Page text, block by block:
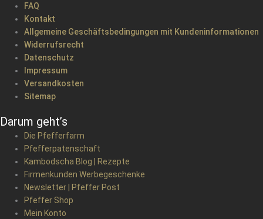
FAQ
Kontakt
Allgemeine Geschäftsbedingungen mit Kundeninformationen
Widerrufsrecht
Datenschutz
Impressum
Versandkosten
Sitemap
Darum geht’s
Die Pfefferfarm
Pfefferpatenschaft
Kambodscha Blog | Rezepte
Firmenkunden Werbegeschenke
Newsletter | Pfeffer Post
Pfeffer Shop
Mein Konto